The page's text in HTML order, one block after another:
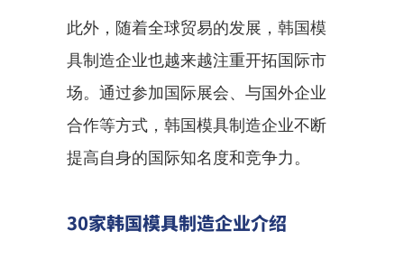
此外，随着全球贸易的发展，韩国模
具制造企业也越来越注重开拓国际市
场。通过参加国际展会、与国外企业
合作等方式，韩国模具制造企业不断
提高自身的国际知名度和竞争力。
30家韩国模具制造企业介绍